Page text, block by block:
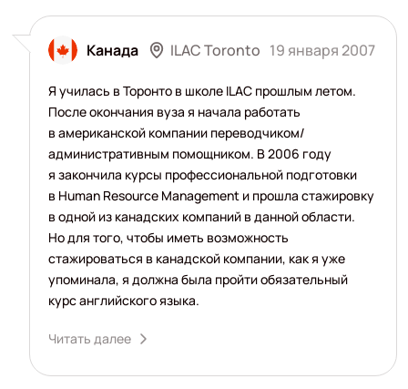
Канада ILAC Toronto 19 января 2007
Я училась в Торонто в школе ILAC прошлым летом.
После окончания вуза я начала работать
в американской компании переводчиком/
административным помощником. В 2006 году
я закончила курсы профессиональной подготовки
в Human Resource Management и прошла стажировку
в одной из канадских компаний в данной области.
Но для того, чтобы иметь возможность
стажироваться в канадской компании, как я уже
упоминала, я должна была пройти обязательный
курс английского языка.
Читать далее